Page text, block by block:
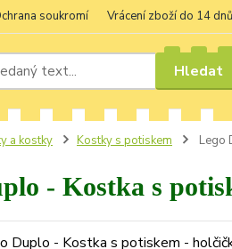
soukromí Vrácení zboží do 14 dnů
Hledat
a kostky Kostky s potiskem Lego
- Kostka s